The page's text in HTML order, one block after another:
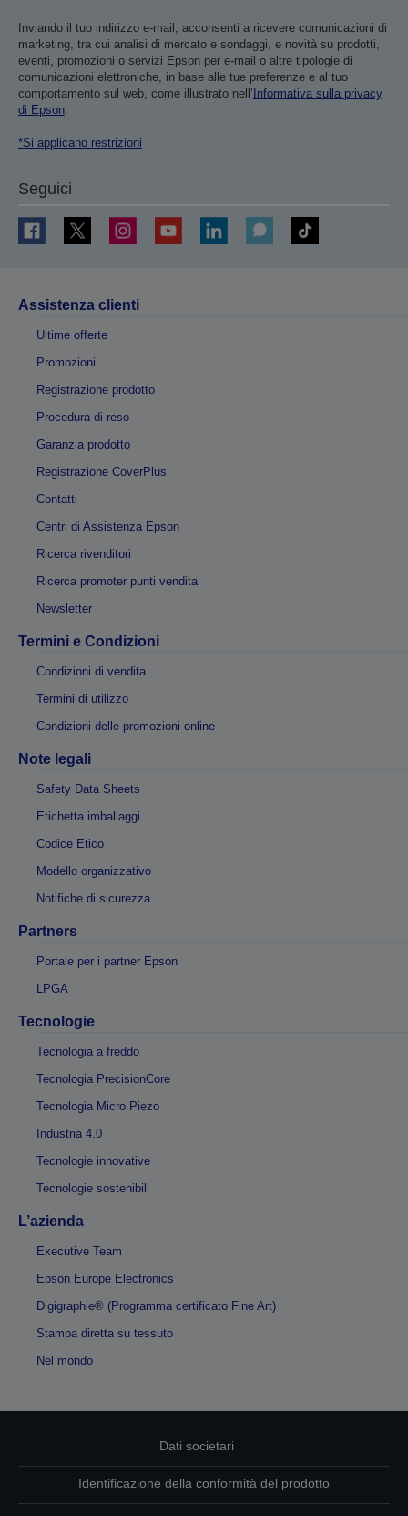
Inviando il tuo indirizzo e-mail, acconsenti a ricevere comunicazioni di
marketing, tra cui analisi di mercato e sondaggi, e novità su prodotti,
eventi, promozioni o servizi Epson per e-mail o altre tipologie di
comunicazioni elettroniche, in base alle tue preferenze e al tuo
comportamento sul web, come illustrato nell’ Informativa sulla privacy
di Epson.
*Si applicano restrizioni
Seguici
Assistenza clienti
Ultime offerte
Promozioni
Registrazione prodotto
Procedura di reso
Garanzia prodotto
Registrazione CoverPlus
Contatti
Centri di Assistenza Epson
Ricerca rivenditori
Ricerca promoter punti vendita
Newsletter
Termini e Condizioni
Condizioni di vendita
Termini di utilizzo
Condizioni delle promozioni online
Note legali
Safety Data Sheets
Etichetta imballaggi
Codice Etico
Modello organizzativo
Notifiche di sicurezza
Partners
Portale per i partner Epson
LPGA
Tecnologie
Tecnologia a freddo
Tecnologia PrecisionCore
Tecnologia Micro Piezo
Industria 4.0
Tecnologie innovative
Tecnologie sostenibili
L’azienda
Executive Team
Epson Europe Electronics
Digigraphie® (Programma certificato Fine Art)
Stampa diretta su tessuto
Nel mondo
Dati societari
Identificazione della conformità del prodotto